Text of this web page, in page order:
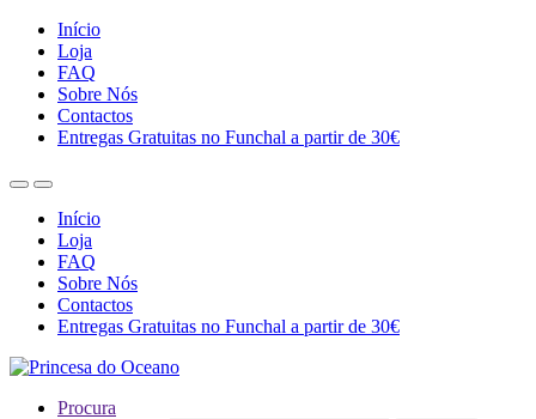
Início
Loja
FAQ
Sobre Nós
Contactos
Entregas Gratuitas no Funchal a partir de 30€
Início
Loja
FAQ
Sobre Nós
Contactos
Entregas Gratuitas no Funchal a partir de 30€
Procura